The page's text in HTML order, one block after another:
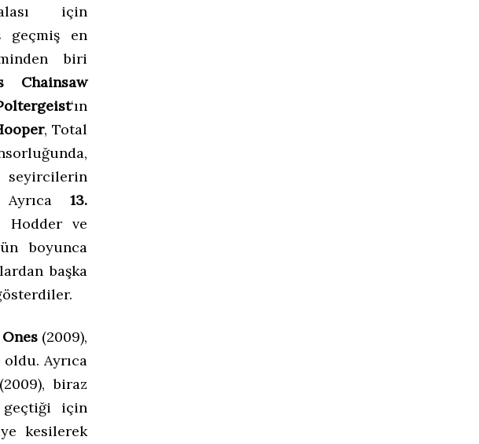
için
geçmiş en
biri
Chainsaw
‘ın
, Total
Ayrıca 13.
Hodder ve
boyunca
başka
(2009),
Ayrıca
biraz
geçtiği için
kesilerek